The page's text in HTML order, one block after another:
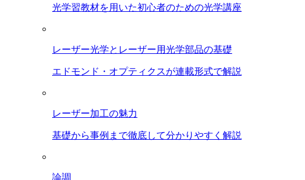
光学習教材を用いた初心者のための光学講座
レーザー光学とレーザー用光学部品の基礎
エドモンド・オプティクスが連載形式で解説
レーザー加工の魅力
基礎から事例まで徹底して分かりやすく解説
論調